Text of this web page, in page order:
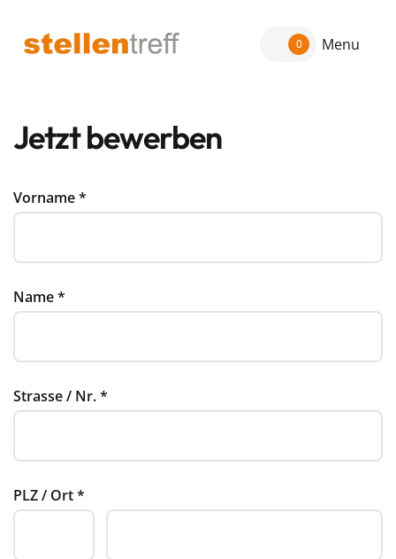
0 Menu
Jetzt bewerben
Vorname*
Name*
Strasse / Nr.*
PLZ / Ort*